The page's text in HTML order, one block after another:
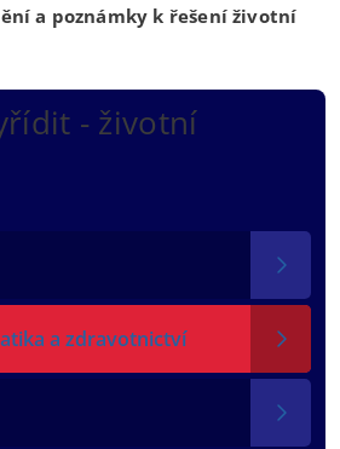
- životní
a zdravotnictví
a poznámky k řešení životní